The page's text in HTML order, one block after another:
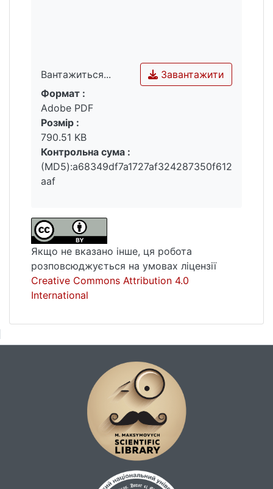
Вантажиться...
Вантажиться...
Завантажити
Формат :
Adobe PDF
Розмір :
790.51 KB
Контрольна сума :
(MD5):a68349df7a1727af324287350f612
aaf
Якщо не вказано інше, ця робота
розповсюджується на умовах ліцензії
Creative Commons Attribution 4.0
International